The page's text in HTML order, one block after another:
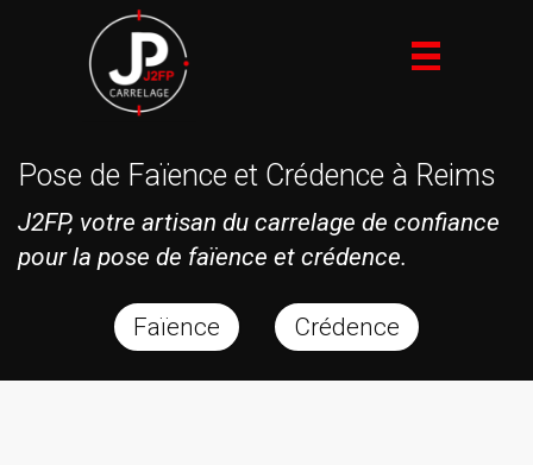
navigation
Pose de Faïence et Crédence à Reims
J2FP, votre artisan du carrelage de confiance
pour la pose de faïence et crédence.
Faïence Crédence